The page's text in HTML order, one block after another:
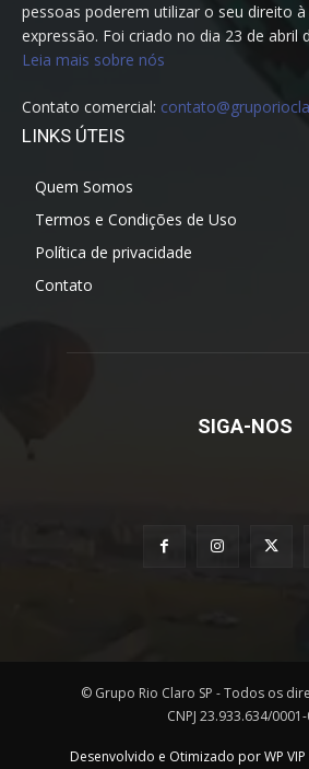
pessoas poderem utilizar o seu direito à
expressão. Foi criado no dia 23 de abril
Leia mais sobre nós
Contato comercial:
LINKS ÚTEIS
Quem Somos
Termos e Condições de Uso
Política de privacidade
Contato
SIGA-NOS
© Grupo Rio Claro SP - Todos os
CNPJ 23.933.634/
Desenvolvido e Otimizado por WP